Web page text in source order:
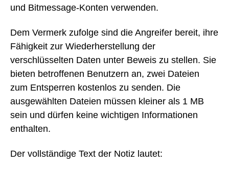
und Bitmessage-Konten verwenden.
Dem Vermerk zufolge sind die Angreifer bereit, ihre
Fähigkeit zur Wiederherstellung der
verschlüsselten Daten unter Beweis zu stellen. Sie
bieten betroffenen Benutzern an, zwei Dateien
zum Entsperren kostenlos zu senden. Die
ausgewählten Dateien müssen kleiner als 1 MB
sein und dürfen keine wichtigen Informationen
enthalten.
Der vollständige Text der Notiz lautet: